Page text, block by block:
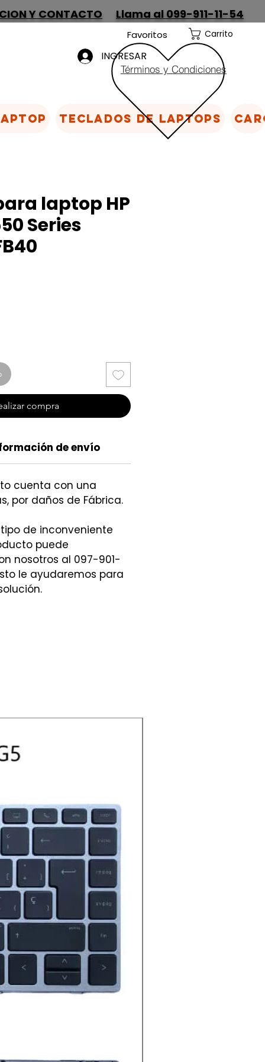
Y CONTACTO Llama al 099-911-11-54
Favoritos Carrito
Términos y Condiciones
INGRESAR
laptop HP
Series
compra
de envío
cuenta con una
por daños de Fábrica.
de inconveniente
puede
nosotros al 097-901-
le ayudaremos para
Teclados de laptops